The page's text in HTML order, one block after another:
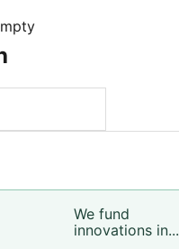
We fund
innovations in...